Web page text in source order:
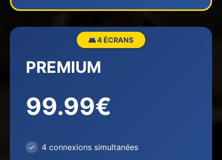
👥 4 ÉCRANS
PREMIUM
99.99€
4 connexions simultanées